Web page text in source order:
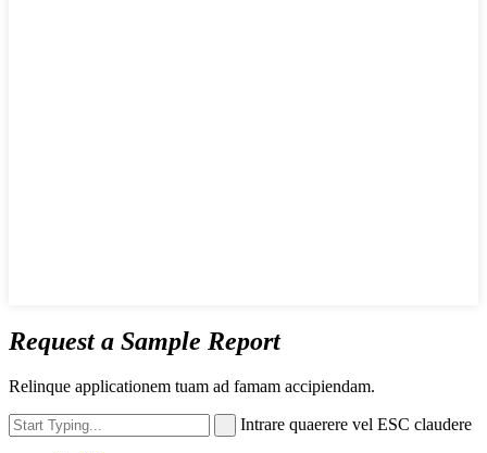
Request a Sample Report
Relinque applicationem tuam ad famam accipiendam.
Intrare quaerere vel ESC claudere